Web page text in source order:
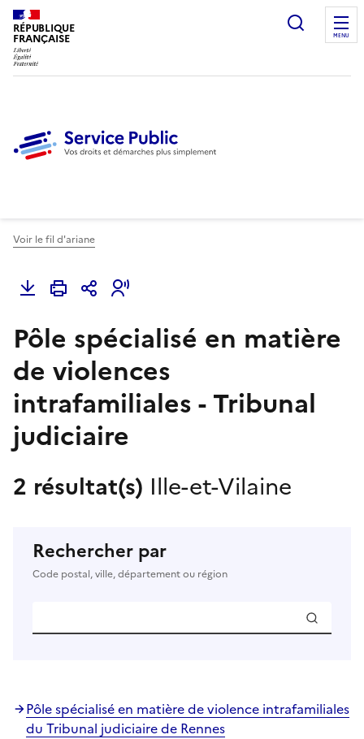
RÉPUBLIQUE
FRANÇAISE
Ouvrir
MENU
Voir le fil d'ariane
Pôle spécialisé en matière
de violences
intrafamiliales - Tribunal
judiciaire
2 résultat(s) Ille-et-Vilaine
Rechercher par
Code postal, ville, département ou région
Pôle spécialisé en matière de violence intrafamiliales
du Tribunal judiciaire de Rennes